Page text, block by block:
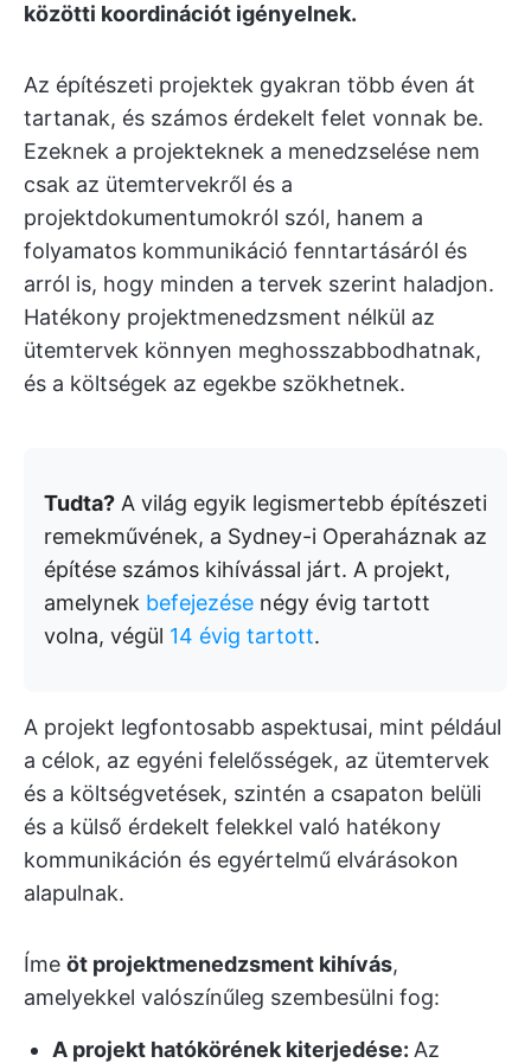
közötti koordinációt igényelnek.
Az építészeti projektek gyakran több éven át
tartanak, és számos érdekelt felet vonnak be.
Ezeknek a projekteknek a menedzselése nem
csak az ütemtervekről és a
projektdokumentumokról szól, hanem a
folyamatos kommunikáció fenntartásáról és
arról is, hogy minden a tervek szerint haladjon.
Hatékony projektmenedzsment nélkül az
ütemtervek könnyen meghosszabbodhatnak,
és a költségek az egekbe szökhetnek.
Tudta? A világ egyik legismertebb építészeti
remekművének, a Sydney-i Operaháznak az
építése számos kihívással járt. A projekt,
amelynek befejezése négy évig tartott
volna, végül 14 évig tartott.
A projekt legfontosabb aspektusai, mint például
a célok, az egyéni felelősségek, az ütemtervek
és a költségvetések, szintén a csapaton belüli
és a külső érdekelt felekkel való hatékony
kommunikáción és egyértelmű elvárásokon
alapulnak.
Íme öt projektmenedzsment kihívás,
amelyekkel valószínűleg szembesülni fog:
A projekt hatókörének kiterjedése: Az